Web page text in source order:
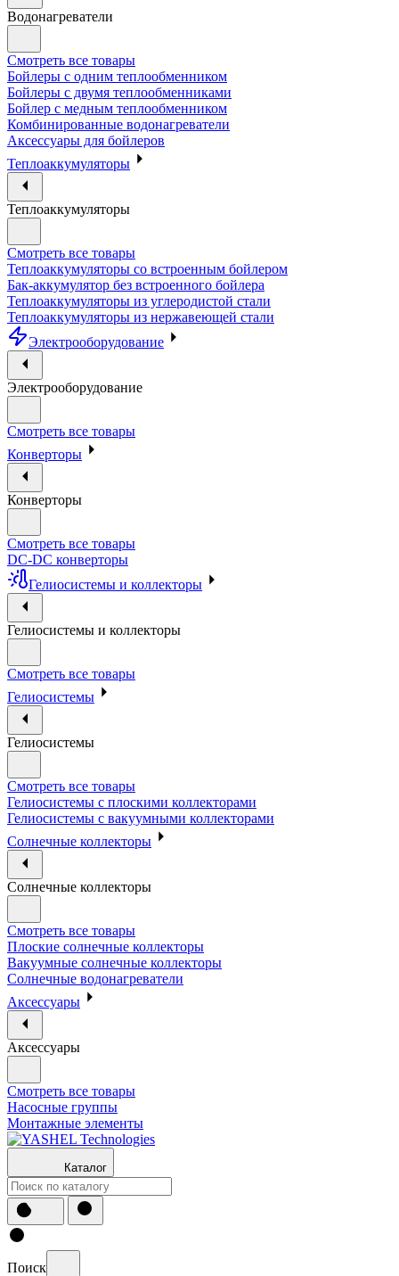
Водонагреватели
Смотреть все товары
Бойлеры с одним теплообменником
Бойлеры с двумя теплообменниками
Бойлер с медным теплообменником
Комбинированные водонагреватели
Аксессуары для бойлеров
Теплоаккумуляторы
Теплоаккумуляторы
Смотреть все товары
Теплоаккумуляторы со встроенным бойлером
Бак-аккумулятор без встроенного бойлера
Теплоаккумуляторы из углеродистой стали
Теплоаккумуляторы из нержавеющей стали
Электрооборудование
Электрооборудование
Смотреть все товары
Конверторы
Конверторы
Смотреть все товары
DC-DC конверторы
Гелиосистемы и коллекторы
Гелиосистемы и коллекторы
Смотреть все товары
Гелиосистемы
Гелиосистемы
Смотреть все товары
Гелиосистемы с плоскими коллекторами
Гелиосистемы с вакуумными коллекторами
Солнечные коллекторы
Солнечные коллекторы
Смотреть все товары
Плоские солнечные коллекторы
Вакуумные солнечные коллекторы
Солнечные водонагреватели
Аксессуары
Аксессуары
Смотреть все товары
Насосные группы
Монтажные элементы
Каталог
Поиск